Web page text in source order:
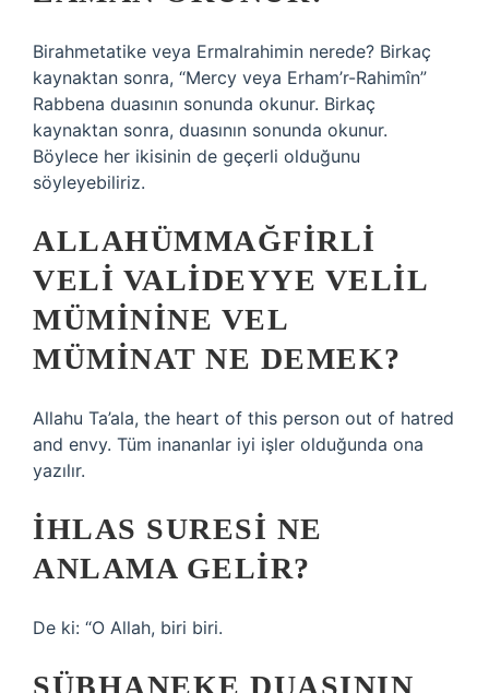
Birahmetatike veya Ermalrahimin nerede? Birkaç
kaynaktan sonra, “Mercy veya Erham’r-Rahimîn”
Rabbena duasının sonunda okunur. Birkaç
kaynaktan sonra, duasının sonunda okunur.
Böylece her ikisinin de geçerli olduğunu
söyleyebiliriz.
ALLAHÜMMAĞFIRLI
VELI VALIDEYYE VELIL
MÜMININE VEL
MÜMINAT NE DEMEK?
Allahu Ta’ala, the heart of this person out of hatred
and envy. Tüm inananlar iyi işler olduğunda ona
yazılır.
İHLAS SURESI NE
ANLAMA GELIR?
De ki: “O Allah, biri biri.
SÜBHANEKE DUASININ